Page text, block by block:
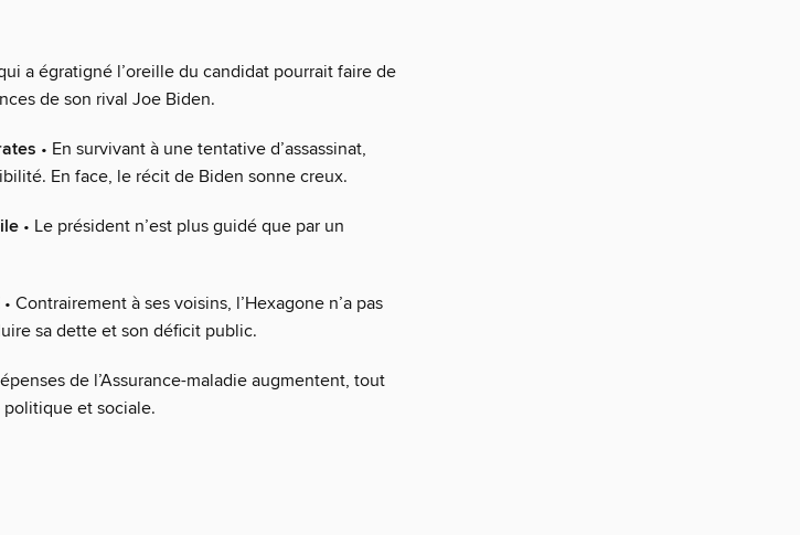
a égratigné l’oreille du candidat pourrait faire de
de son rival Joe Biden.
• En survivant à une tentative d’assassinat,
En face, le récit de Biden sonne creux.
• Le président n’est plus guidé que par un
• Contrairement à ses voisins, l’Hexagone n’a pas
sa dette et son déficit public.
de l’Assurance-maladie augmentent, tout
et sociale.